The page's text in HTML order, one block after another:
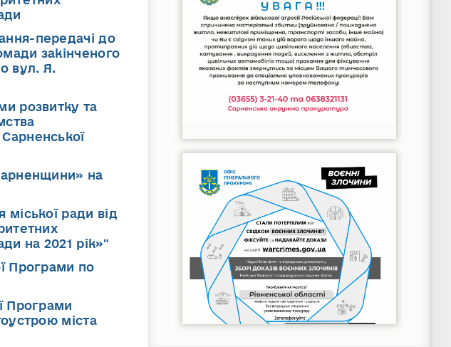
передачі до
закінченого
вул. Я.
розвитку та
на
ради від
на 2021 рік»"
Програми по
Програми
міста